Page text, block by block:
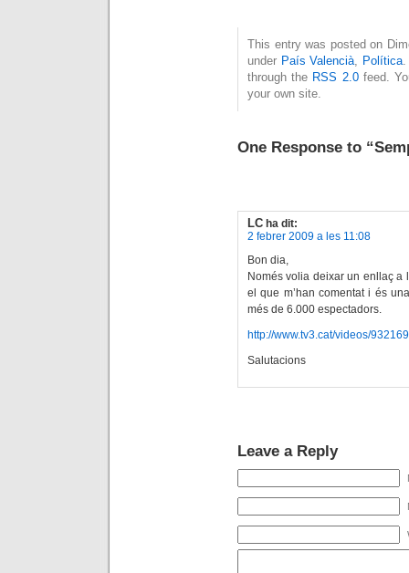
This entry was posted on
under País Valencià Política.
through the RSS 2.0feed.
your own site.
One Response to
LC ha dit:
2 febrer 2009 a les 11:08
Bon dia,
Només volia deixar un enllaç a
el que m’han comentat i és
més de 6.000 espectadors.
http://www.tv3.cat/videos/
Salutacions
Leave a Reply